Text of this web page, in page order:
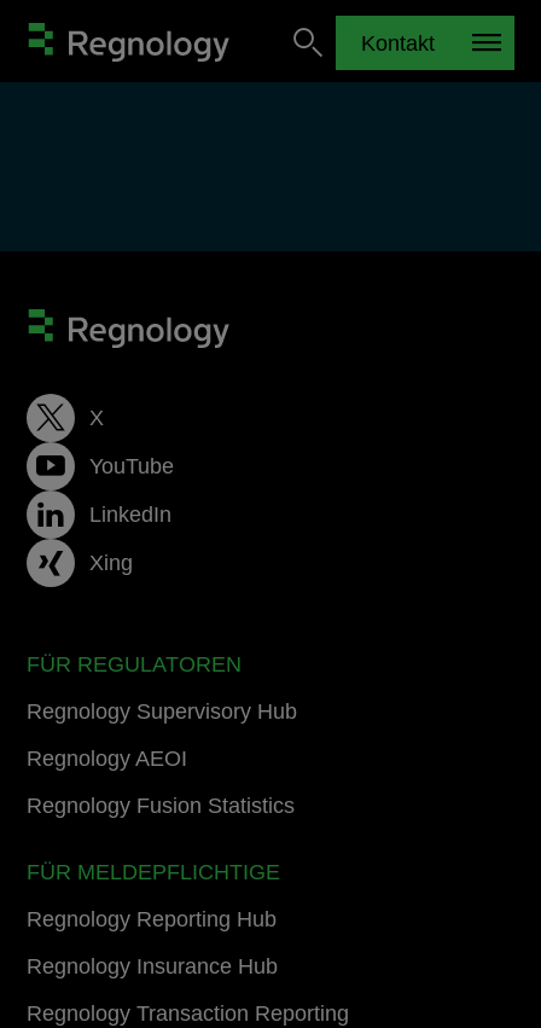
Kontakt
X
YouTube
LinkedIn
Xing
FÜR REGULATOREN
Regnology Supervisory Hub
Regnology AEOI
Regnology Fusion Statistics
FÜR MELDEPFLICHTIGE
Regnology Reporting Hub
Regnology Insurance Hub
Regnology Transaction Reporting